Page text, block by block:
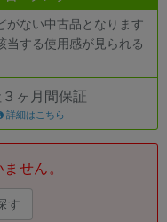
がない中古品となります
当する使用感が見られる
ヶ月間保証
詳細はこちら
せん。
す